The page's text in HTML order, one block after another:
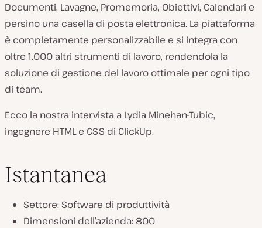
Documenti, Lavagne, Promemoria, Obiettivi, Calendari e
persino una casella di posta elettronica. La piattaforma
è completamente personalizzabile e si integra con
oltre 1.000 altri strumenti di lavoro, rendendola la
soluzione di gestione del lavoro ottimale per ogni tipo
di team.
Ecco la nostra intervista a Lydia Minehan-Tubic,
ingegnere HTML e CSS di ClickUp.
Istantanea
Settore: Software di produttività
Dimensioni dell’azienda: 800